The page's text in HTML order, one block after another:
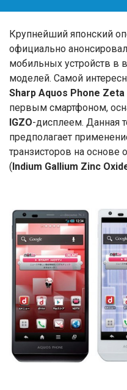
Крупнейший японский
официально
мобильных устройств в
моделей. Самой
Sharp Aquos Phone Zeta
первым смартфоном,
IGZO-дисплеем. Данная
предполагает
транзисторов на основе
( Indium Gallium Zinc